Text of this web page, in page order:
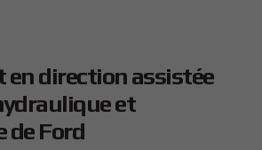
en direction assistée
et
de Ford